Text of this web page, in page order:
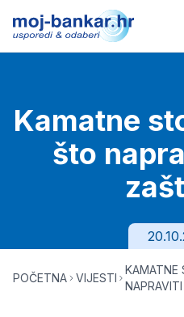
Kamatne
što
POČETNA VIJESTI
KAMATNE